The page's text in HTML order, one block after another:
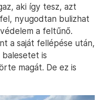
aki így tesz, azt
nyugodtan bulizhat
a feltűnő.
a saját fellépése után,
is
magát. De ez is